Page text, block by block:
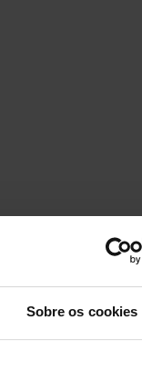
Sobre os cookies